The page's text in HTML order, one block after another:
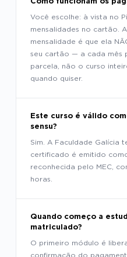
Você escolhe: à vista no
mensalidades no cartão.
mensalidade é que ela
seu cartão — a cada mês
parcela, não o curso
quando quiser.
Este curso é válido
sensu?
Sim. A Faculdade Galícia
certificado é emitido
reconhecida pelo MEC,
horas.
Quando começo a
matriculado?
O primeiro módulo é
confirmação do